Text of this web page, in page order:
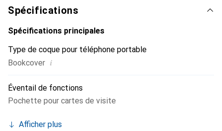
choix fiable pour une clientèle exigeante.
Spécifications
Spécifications principales
Type de coque pour téléphone portable
Bookcover i
Éventail de fonctions
Pochette pour cartes de visite
Afficher plus